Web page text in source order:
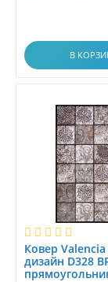
1.45x1.5
1.45x2.0
1.45x2.5
1.4x1.4
1.4x1.5
1.4x1.9
1.4x17.9
1.4x2
1.4x2.0
1.4x2.1
1.4x2.5
В
Ковер
дизайн D328